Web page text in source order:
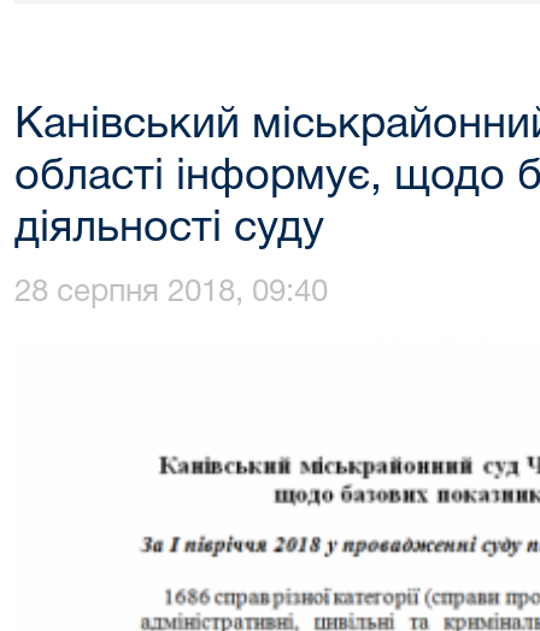
Канівський
області інформує, щодо
діяльності суду
28 серпня 2018, 09:40